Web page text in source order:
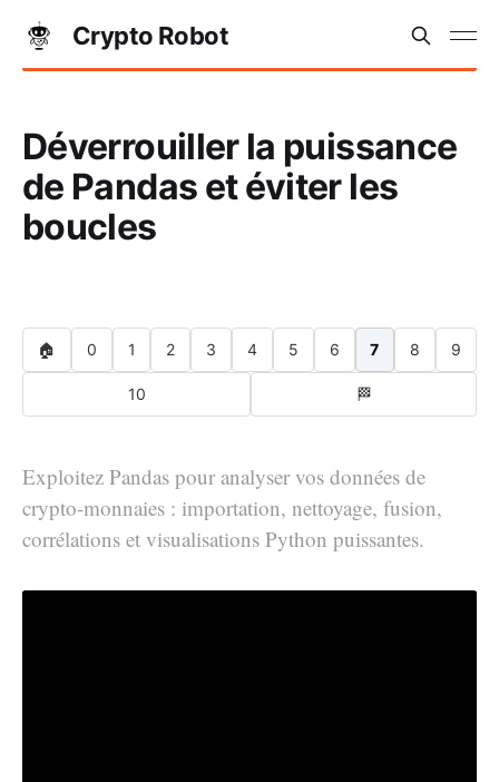
Crypto Robot
Déverrouiller la puissance
de Pandas et éviter les
boucles
🏠 0 1 2 3 4 5 6 7 8 9
10 🏁
Exploitez Pandas pour analyser vos données de
crypto-monnaies : importation, nettoyage, fusion,
corrélations et visualisations Python puissantes.